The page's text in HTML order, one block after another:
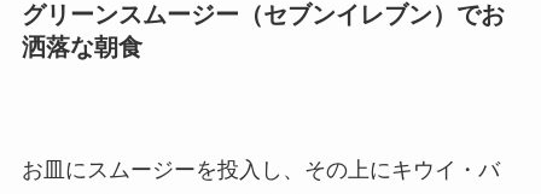
グリーンスムージー（セブンイレブン）でお
洒落な朝食
お皿にスムージーを投入し、その上にキウイ・バ